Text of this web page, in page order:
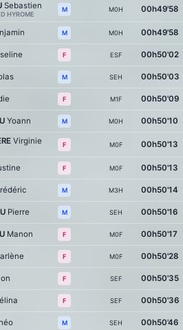
Sebastien
HYROME
M M0H 00h49'58
M M0H 00h49'58
F ESF 00h50'02
M SEH 00h50'03
F M1F 00h50'09
Yoann M M0H 00h50'10
Virginie F M0F 00h50'13
F M0F 00h50'13
M M3H 00h50'14
Pierre M SEH 00h50'16
Manon F M0F 00h50'17
F M0F 00h50'28
F SEF 00h50'35
F SEF 00h50'36
M SEH 00h50'46